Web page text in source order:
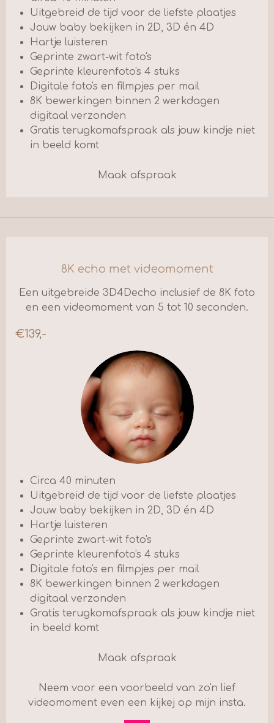
Uitgebreid de tijd voor de liefste plaatjes
Jouw baby bekijken in 2D, 3D én 4D
Hartje luisteren
Geprinte zwart-wit foto's
Geprinte kleurenfoto's 4 stuks
Digitale foto's en filmpjes per mail
8K bewerkingen binnen 2 werkdagen
digitaal verzonden
Gratis terugkomafspraak als jouw kindje niet
in beeld komt
Maak afspraak
8K echo met videomoment
Een uitgebreide 3D4Decho inclusief de 8K foto
en een videomoment van 5 tot 10 seconden.
€139,-
Circa 40 minuten
Uitgebreid de tijd voor de liefste plaatjes
Jouw baby bekijken in 2D, 3D én 4D
Hartje luisteren
Geprinte zwart-wit foto's
Geprinte kleurenfoto's 4 stuks
Digitale foto's en filmpjes per mail
8K bewerkingen binnen 2 werkdagen
digitaal verzonden
Gratis terugkomafspraak als jouw kindje niet
in beeld komt
Maak afspraak
Neem voor een voorbeeld van zo'n lief
videomoment even een kijkej op mijn insta.